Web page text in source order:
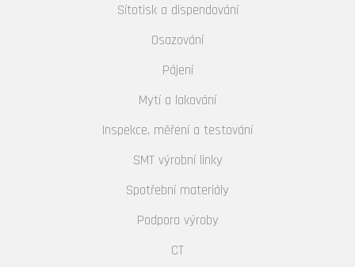
Sítotisk a dispendování
Osazování
Pájení
Mytí a lakování
Inspekce, měření a testování
SMT výrobní linky
Spotřební materiály
Podpora výroby
CT